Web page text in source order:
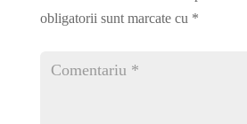
obligatorii sunt marcate cu *